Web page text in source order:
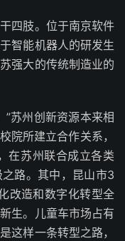
四肢。位于南京软件
智能机器人的研发生
强大的传统制造业的
苏州创新资源本来相
院所建立合作关系，
在苏州联合成立各类
路。其中，昆山市3
改造和数字化转型全
生。儿童车市场占有
这样一条转型之路，